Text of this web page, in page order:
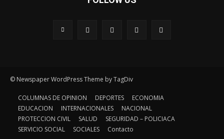
© Newspaper WordPress Theme by TagDiv
COLUMNAS DE OPINION DEPORTES
ECONOMIA
EDUCACION
INTERNACIONALES
NACIONAL
PROTECCION CIVIL
SALUD
SEGURIDAD – POLICIACA
SERVICIO SOCIAL
SOCIALES Contacto